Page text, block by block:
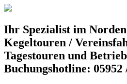
Ihr Spezialist im
Kegeltouren /
Tagestouren und
Buchungshotline: 05952